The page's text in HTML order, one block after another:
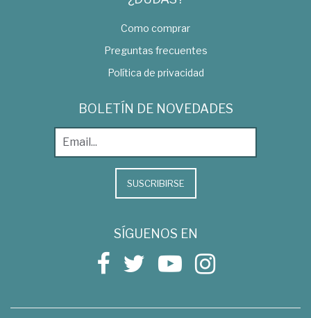
Como comprar
Preguntas frecuentes
Política de privacidad
BOLETÍN DE NOVEDADES
SUSCRIBIRSE
SÍGUENOS EN